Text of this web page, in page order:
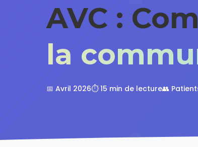
AVC :
la
📅 Avril 2026⏱️ 15 min de lecture👥